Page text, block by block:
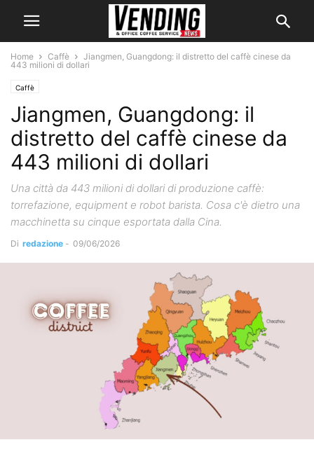
Home Caffè
Jiangmen, Guangdong: il distretto del caffè cinese da
443 milioni di dollari
Caffè
Jiangmen, Guangdong: il
distretto del caffè cinese da
443 milioni di dollari
Una città da 443 milioni di dollari di produzione caffè:
torrefazione, equipment e robot barista. Cosa c'è dietro una
macchinetta su cinque esportata dalla Cina.
Di redazione - 09/06/2026